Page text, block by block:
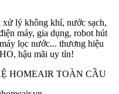
lý không khí, nước sạch,
máy, gia dụng, robot hút
lọc nước... thương hiệu
hậu mãi uy tín!
HOMEAIR TOÀN CẦU